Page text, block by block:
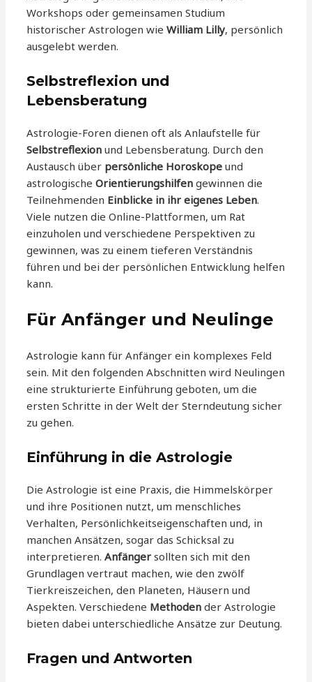
Workshops oder gemeinsamen Studium
historischer Astrologen wieWilliam Lilly, persönlich
ausgelebt werden.
Selbstreflexion und
Lebensberatung
Astrologie-Foren dienen oft als Anlaufstelle für
Selbstreflexion und Lebensberatung. Durch den
Austausch über persönliche Horoskope und
astrologischeOrientierungshilfen gewinnen die
Teilnehmenden Einblicke in ihr eigenes Leben.
Viele nutzen die Online-Plattformen, um Rat
einzuholen und verschiedene Perspektiven zu
gewinnen, was zu einem tieferen Verständnis
führen und bei der persönlichen Entwicklung helfen
kann.
Für Anfänger und Neulinge
Astrologie kann für Anfänger ein komplexes Feld
sein. Mit den folgenden Abschnitten wird Neulingen
eine strukturierte Einführung geboten, um die
ersten Schritte in der Welt der Sterndeutung sicher
zu gehen.
Einführung in die Astrologie
Die Astrologie ist eine Praxis, die Himmelskörper
und ihre Positionen nutzt, um menschliches
Verhalten, Persönlichkeitseigenschaften und, in
manchen Ansätzen, sogar das Schicksal zu
interpretieren.Anfänger sollten sich mit den
Grundlagen vertraut machen, wie den zwölf
Tierkreiszeichen, den Planeten, Häusern und
Aspekten. Verschiedene Methoden der Astrologie
bieten dabei unterschiedliche Ansätze zur Deutung.
Fragen und Antworten